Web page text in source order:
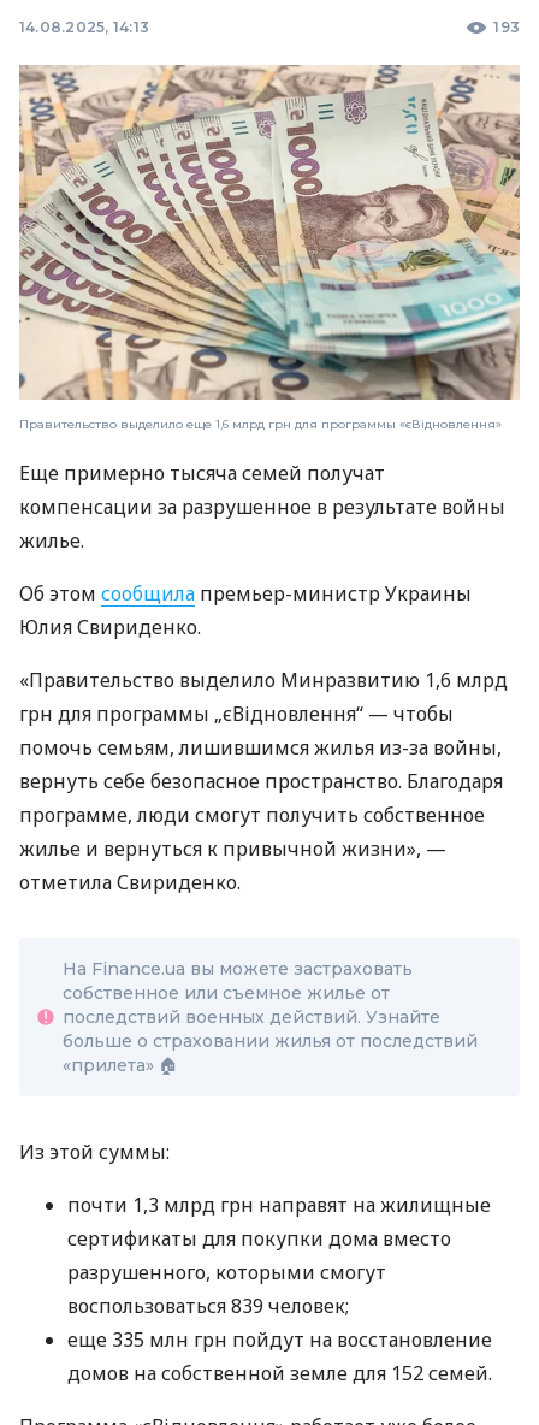
14.08.2025, 14:13 193
Правительство выделило еще 1,6 млрд грн для программы «єВідновлення»
Еще примерно тысяча семей получат
компенсации за разрушенное в результате войны
жилье.
Об этом сообщила премьер-министр Украины
Юлия Свириденко.
«Правительство выделило Минразвитию 1,6 млрд
грн для программы „єВідновлення“ — чтобы
помочь семьям, лишившимся жилья из-за войны,
вернуть себе безопасное пространство. Благодаря
программе, люди смогут получить собственное
жилье и вернуться к привычной жизни», —
отметила Свириденко.
На Finance.ua вы можете застраховать
собственное или съемное жилье от
последствий военных действий. Узнайте
больше о страховании жилья от последствий
«прилета» 🏠
Из этой суммы:
почти 1,3 млрд грн направят на жилищные
сертификаты для покупки дома вместо
разрушенного, которыми смогут
воспользоваться 839 человек;
еще 335 млн грн пойдут на восстановление
домов на собственной земле для 152 семей.